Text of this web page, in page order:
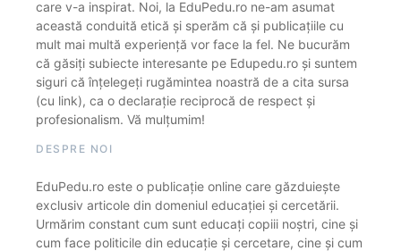
care v-a inspirat. Noi, la EduPedu.ro ne-am asumat
această conduită etică și sperăm că și publicațiile cu
mult mai multă experiență vor face la fel. Ne bucurăm
că găsiți subiecte interesante pe Edupedu.ro și suntem
siguri că înțelegeți rugămintea noastră de a cita sursa
(cu link), ca o declarație reciprocă de respect și
profesionalism. Vă mulțumim!
DESPRE NOI
EduPedu.ro este o publicație online care găzduiește
exclusiv articole din domeniul educației și cercetării.
Urmărim constant cum sunt educați copiii noștri, cine și
cum face politicile din educație și cercetare, cine și cum